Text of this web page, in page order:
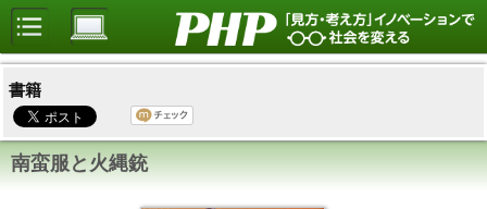
書籍
南蛮服と火縄銃